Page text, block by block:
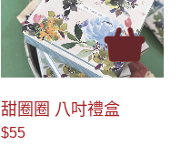
甜圈圈 八吋禮盒
$55